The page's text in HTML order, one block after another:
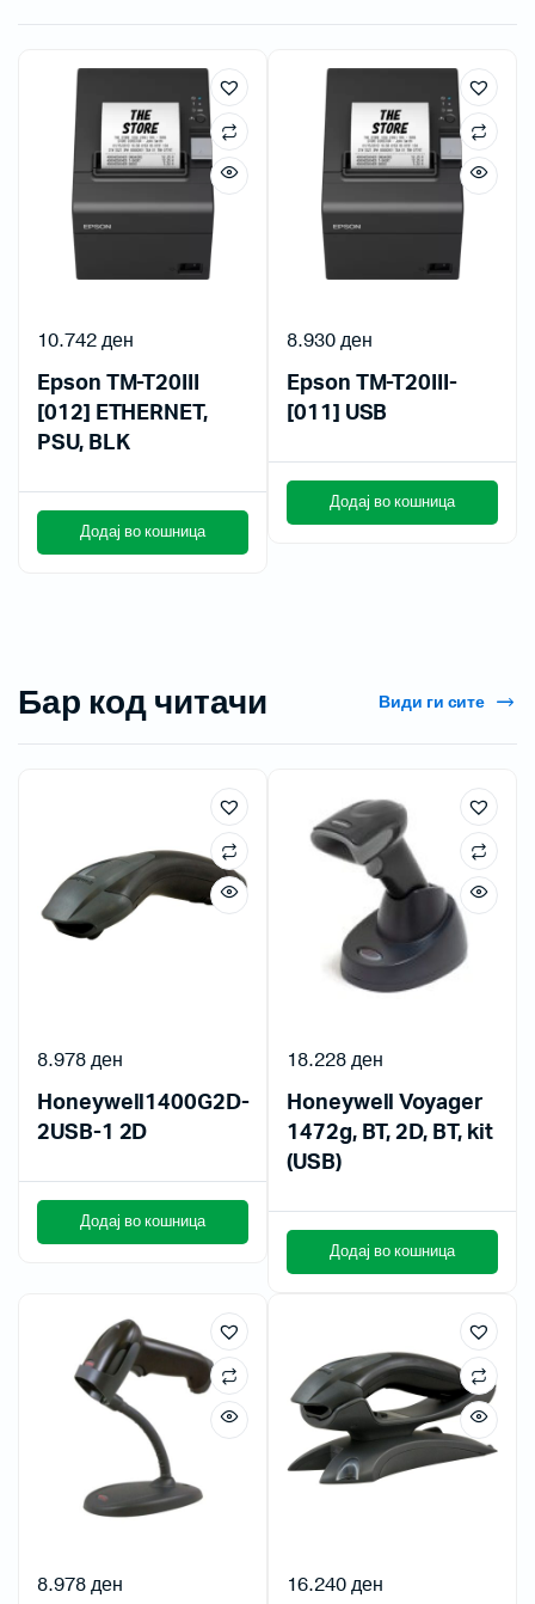
Epson TM-T20III
[012] ETHERNET,
PSU, BLK
10.742ден
Додај во кошница
Epson TM-T20III-
[011] USB
8.930ден
Додај во кошница
Бар код читачи Види ги сите
Honeywell1400G2D-
2USB-1 2D
8.978ден
Додај во кошница
Honeywell Voyager
1472g, BT, 2D, BT, kit
(USB)
18.228ден
Додај во кошница
8.978ден 16.240ден